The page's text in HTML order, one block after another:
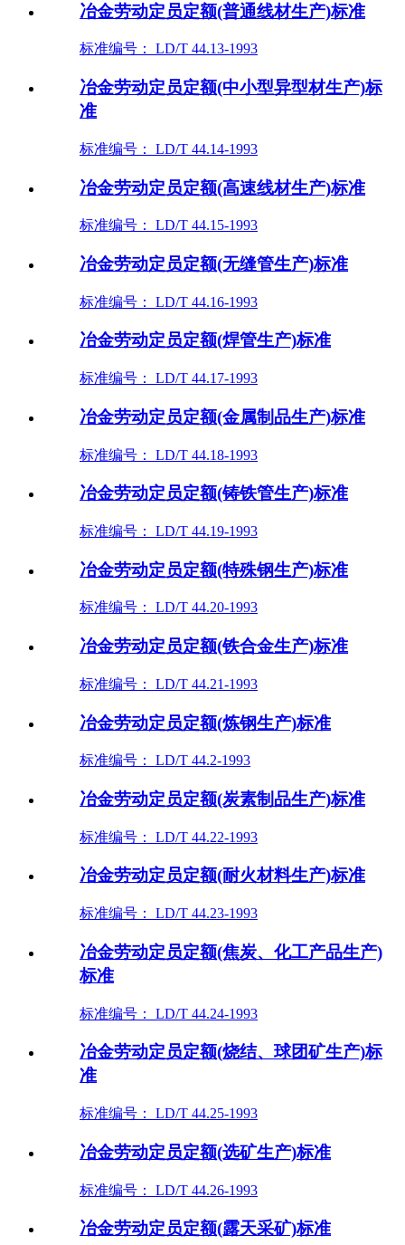
冶金劳动定员定额(普通线材生产)标准
标准编号： LD/T 44.13-1993
冶金劳动定员定额(中小型异型材生产)标
准
标准编号： LD/T 44.14-1993
冶金劳动定员定额(高速线材生产)标准
标准编号： LD/T 44.15-1993
冶金劳动定员定额(无缝管生产)标准
标准编号： LD/T 44.16-1993
冶金劳动定员定额(焊管生产)标准
标准编号： LD/T 44.17-1993
冶金劳动定员定额(金属制品生产)标准
标准编号： LD/T 44.18-1993
冶金劳动定员定额(铸铁管生产)标准
标准编号： LD/T 44.19-1993
冶金劳动定员定额(特殊钢生产)标准
标准编号： LD/T 44.20-1993
冶金劳动定员定额(铁合金生产)标准
标准编号： LD/T 44.21-1993
冶金劳动定员定额(炼钢生产)标准
标准编号： LD/T 44.2-1993
冶金劳动定员定额(炭素制品生产)标准
标准编号： LD/T 44.22-1993
冶金劳动定员定额(耐火材料生产)标准
标准编号： LD/T 44.23-1993
冶金劳动定员定额(焦炭、化工产品生产)
标准
标准编号： LD/T 44.24-1993
冶金劳动定员定额(烧结、球团矿生产)标
准
标准编号： LD/T 44.25-1993
冶金劳动定员定额(选矿生产)标准
标准编号： LD/T 44.26-1993
冶金劳动定员定额(露天采矿)标准